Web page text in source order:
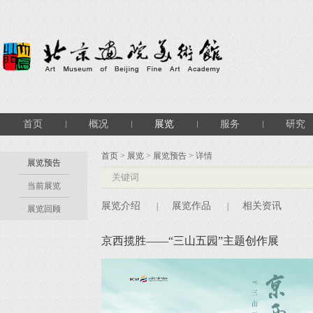
首页 概况 展览 服务 研究
展览预告
当前展览
展览回顾
首页 > 展览 > 展览预告 > 详情
展览介绍 展览作品 相关资讯
京西揽胜——“三山五园”主题创作展